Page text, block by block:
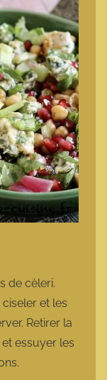
de cèleri.
et les
Retirer la
essuyer les